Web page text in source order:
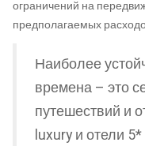
ограничений на
предполагаемых
Наиболее
времена – это
путешествий и
luxury и отели